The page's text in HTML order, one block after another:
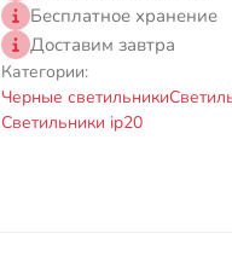
Бесплатное хранение
Доставим завтра
Категории:
Черные светильники
Светильники ip20